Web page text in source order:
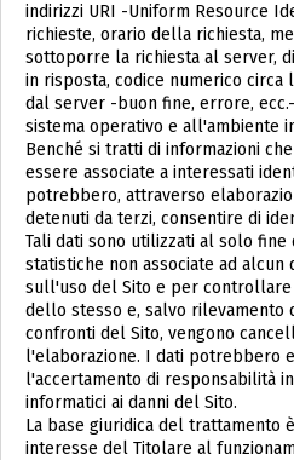
indirizzi URI -Uniform Resource
richieste, orario della richiesta,
sottoporre la richiesta al server,
in risposta, codice numerico
dal server -buon fine, errore,
sistema operativo e all'ambiente
Benché si tratti di informazioni
essere associate a interessati
potrebbero, attraverso
detenuti da terzi, consentire di
Tali dati sono utilizzati al solo fine
statistiche non associate ad
sull'uso del Sito e per
dello stesso e, salvo rilevamento
confronti del Sito, vengono
l'elaborazione. I dati potrebbero
l'accertamento di responsabilità
informatici ai danni del Sito.
La base giuridica del trattamento
interesse del Titolare al